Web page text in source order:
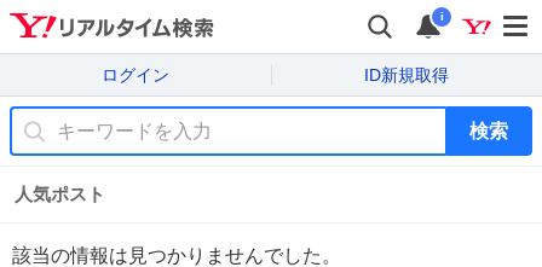
i
ログイン ID新規取得
検索
人気ポスト
該当の情報は見つかりませんでした。